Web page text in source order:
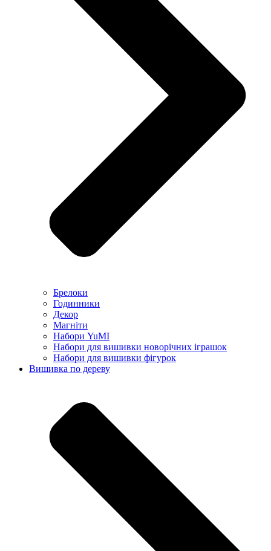
Брелоки
Годинники
Декор
Магніти
Набори YuMI
Набори для вишивки новорічних іграшок
Набори для вишивки фігурок
Вишивка по дереву